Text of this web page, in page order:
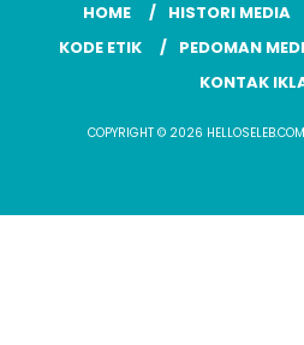
HOME HISTORI MEDIA
KODE ETIK
PEDOMAN
KONTAK
COPYRIGHT © 2026